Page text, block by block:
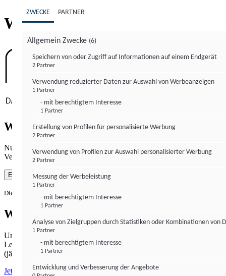
Willkommen bei
Wie gewohnt mit Werbung lesen
Nutzen Sie institutional-money.com mit Ihrer Zustimmung zur
Verwendung von Cookies für Webanalyse und Werbemaßnahmen.
Einverstanden
Die Zustimmung ist jederzeit widerrufbar.
Werbefrei lesen
Unabhängiger Journalismus hat seinen Preis.
Lesen Sie institutional-money.com PUR für 33,99€ pro Monat
(jährliche Abrechnung).
Jetzt abonnieren
ZWECKE PARTNER
Allgemein Zwecke (6)
Speichern von oder Zugriff auf Informationen auf einem Endgerät
2 Partner
Verwendung reduzierter Daten zur Auswahl von Werbeanzeigen
1 Partner
- mit berechtigtem Interesse
1 Partner
Erstellung von Profilen für personalisierte Werbung
2 Partner
Verwendung von Profilen zur Auswahl personalisierter Werbung
2 Partner
Messung der Werbeleistung
1 Partner
- mit berechtigtem Interesse
1 Partner
Analyse von Zielgruppen durch Statistiken oder Kombinationen von
1 Partner
- mit berechtigtem Interesse
1 Partner
Entwicklung und Verbesserung der Angebote